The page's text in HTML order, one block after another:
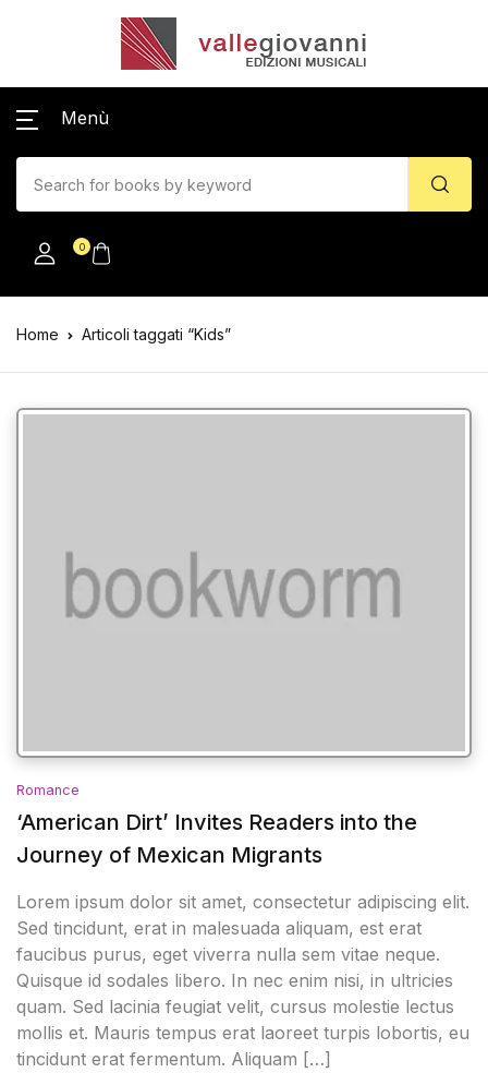
Menù
0
Home Articoli taggati “Kids”
Romance
‘American Dirt’ Invites Readers into the
Journey of Mexican Migrants
Lorem ipsum dolor sit amet, consectetur adipiscing elit.
Sed tincidunt, erat in malesuada aliquam, est erat
faucibus purus, eget viverra nulla sem vitae neque.
Quisque id sodales libero. In nec enim nisi, in ultricies
quam. Sed lacinia feugiat velit, cursus molestie lectus
mollis et. Mauris tempus erat laoreet turpis lobortis, eu
tincidunt erat fermentum. Aliquam […]